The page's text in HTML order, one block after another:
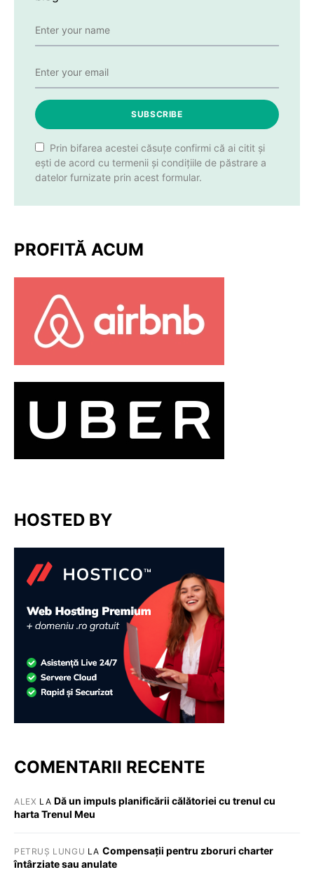
SUBSCRIBE
Prin bifarea acestei căsuțe confirmi că ai citit și
ești de acord cu termenii și condițiile de păstrare a
datelor furnizate prin acest formular.
PROFITĂ ACUM
HOSTED BY
COMENTARII RECENTE
ALEX LA Dă un impuls planificării călătoriei cu trenul cu
harta Trenul Meu
PETRUȘ LUNGU LA Compensații pentru zboruri charter
întârziate sau anulate